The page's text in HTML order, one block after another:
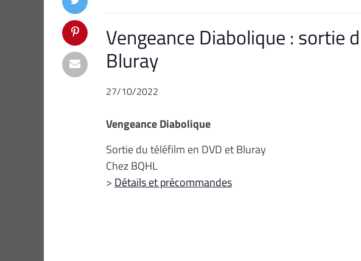
Vengeance Diabolique : sortie
Bluray
27/10/2022
Vengeance Diabolique
Sortie du téléfilm en DVD et Bluray
Chez BQHL
> Détails et précommandes